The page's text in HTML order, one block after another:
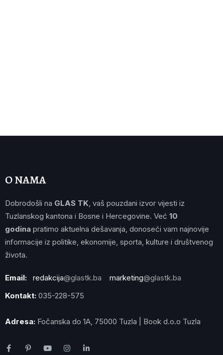
O NAMA
Dobrodošli na GLAS TK , vaš pouzdani izvor vijesti iz
Tuzlanskog kantona i Bosne i Hercegovine. Već 10
godina pratimo aktuelna dešavanja, donoseći vam najnovije
informacije iz politike, ekonomije, sporta, kulture i društvenog
života.
Email: redakcija@glastk.ba marketing@glastk.ba
Kontakt: 035-228-575
Adresa: Fočanska do 1A, 75000 Tuzla | Book d.o.o Tuzla